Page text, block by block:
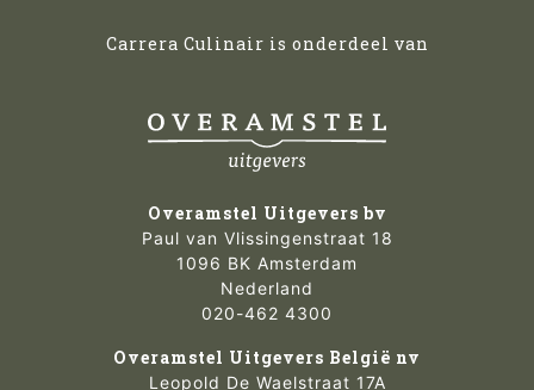
Carrera Culinair is onderdeel van
Overamstel Uitgevers bv
Paul van Vlissingenstraat 18
1096 BK Amsterdam
Nederland
020-462 4300
Overamstel Uitgevers België nv
Leopold De Waelstraat 17A